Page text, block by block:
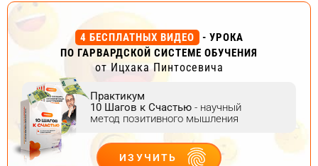
4 БЕСПЛАТНЫХ ВИДЕО
- УРОКА
ПО ГАРВАРДСКОЙ СИСТЕМЕ ОБУЧЕНИЯ
от Ицхака Пинтосевича
Практикум
10 Шагов к Счастью - научный
метод позитивного мышления
ИЗУЧИТЬ